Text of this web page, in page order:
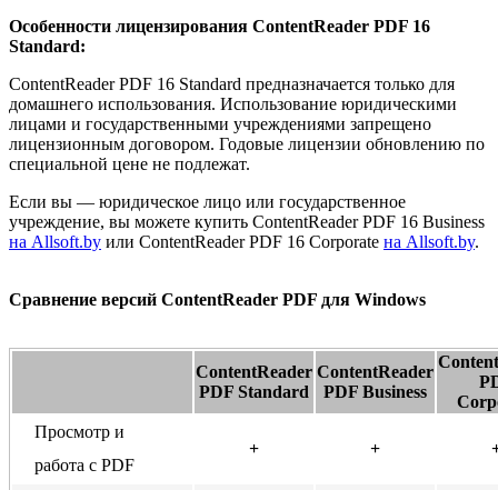
Особенности лицензирования ContentReader PDF 16
Standard:
ContentReader PDF 16 Standard предназначается только для
домашнего использования. Использование юридическими
лицами и государственными учреждениями запрещено
лицензионным договором. Годовые лицензии обновлению по
специальной цене не подлежат.
Если вы — юридическое лицо или государственное
учреждение, вы можете купить ContentReader PDF 16 Business
на Allsoft.by или ContentReader PDF 16 Corporate на Allsoft.by.
Сравнение версий ContentReader PDF для Windows
ContentReader
PDF Standard
ContentReader
PDF Business
Просмотр и
работа с PDF
+ +